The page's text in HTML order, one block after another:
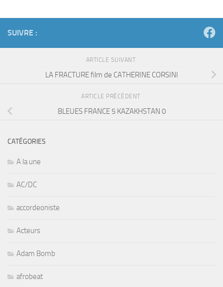
SUIVRE :
ARTICLE SUIVANT
LA FRACTURE film de CATHERINE CORSINI
ARTICLE PRÉCÉDENT
BLEUES FRANCE 5 KAZAKHSTAN 0
CATÉGORIES
A la une
AC/DC
accordeoniste
Acteurs
Adam Bomb
afrobeat